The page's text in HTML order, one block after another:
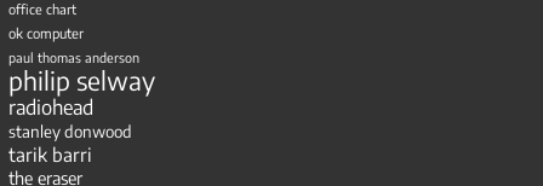
office chart
ok computer
paul thomas anderson
philip selway
radiohead
stanley donwood
tarik barri
the eraser